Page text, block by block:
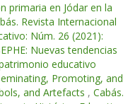
primaria en Jódar en la
Revista Internacional
Núm. 26 (2021):
Nuevas tendencias
educativo
Promoting, and
and Artefacts , Cabás.